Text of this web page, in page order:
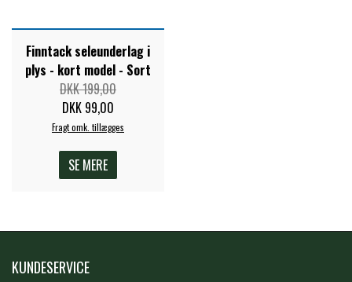
QHP -BRANDS OF Q
Finntack seleunderlag i
plys - kort model - Sort
DKK 199,00
DKK 99,00
Fragt omk. tillægges
SE MERE
KUNDESERVICE